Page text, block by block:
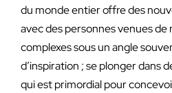
du monde entier offre des
avec des personnes venues de
complexes sous un angle
d’inspiration ; se plonger dans
qui est primordial pour